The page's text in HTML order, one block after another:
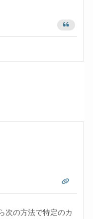
次の方法で特定のカ